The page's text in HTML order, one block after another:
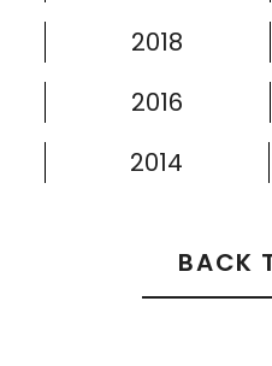
2018
2016
2014
BACK